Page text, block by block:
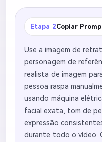
Etapa 2Copiar
Use a imagem de
personagem de
realista de imagem
pessoa raspa
usando máquina
facial exata, tom de
expressão
durante todo o vídeo.